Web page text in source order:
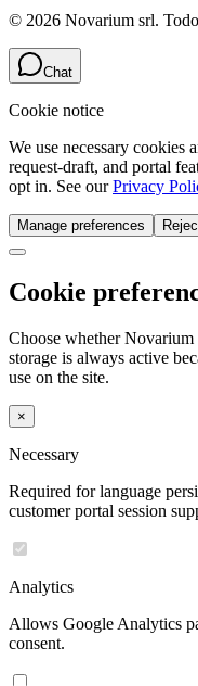
© 2026 Novarium srl.
Chat
Cookie notice
We use necessary cookies
request-draft, and portal
opt in. See our Privacy
Manage preferences
Cookie
Choose whether
storage is always active
use on the site.
×
Necessary
Required for language
customer portal session
Analytics
Allows Google Analytics
consent.